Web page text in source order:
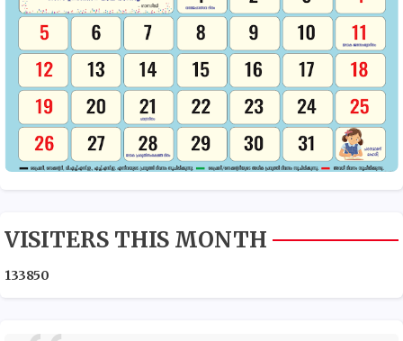
VISITERS THIS MONTH
133850